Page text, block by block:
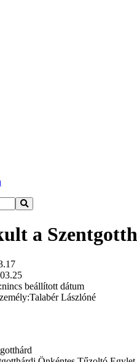
a
nincs beállított dátum
Talabér Lászlóné